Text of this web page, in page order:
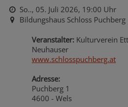
So.., 05. Juli 2026, 19:00 Uhr
Bildungshaus Schloss Puchberg
Veranstalter: Kulturverein
Neuhauser
www.schlosspuchberg.at
Adresse:
Puchberg 1
4600 - Wels